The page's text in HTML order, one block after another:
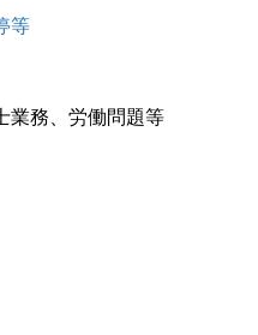
バシーポリシー
等
業務、労働問題等